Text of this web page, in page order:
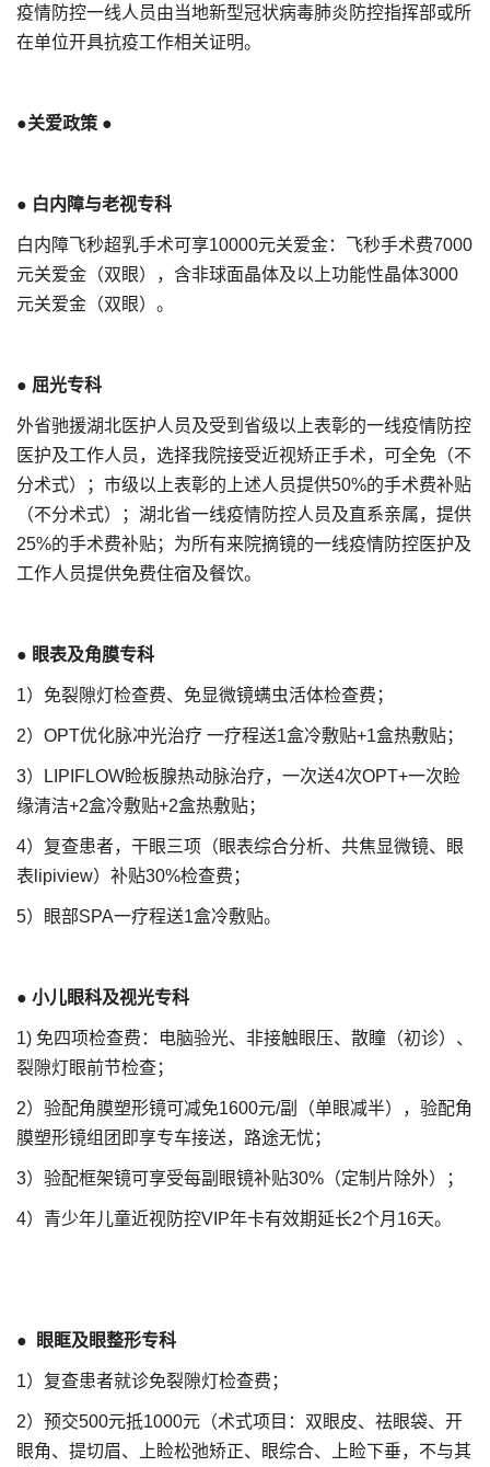
疫情防控一线人员由当地新型冠状病毒肺炎防控指挥部或所
在单位开具抗疫工作相关证明。
●关爱政策 ●
● 白内障与老视专科
白内障飞秒超乳手术可享10000元关爱金：飞秒手术费7000
元关爱金（双眼），含非球面晶体及以上功能性晶体3000
元关爱金（双眼）。
● 屈光专科
外省驰援湖北医护人员及受到省级以上表彰的一线疫情防控
医护及工作人员，选择我院接受近视矫正手术，可全免（不
分术式）；市级以上表彰的上述人员提供50%的手术费补贴
（不分术式）；湖北省一线疫情防控人员及直系亲属，提供
25%的手术费补贴；为所有来院摘镜的一线疫情防控医护及
工作人员提供免费住宿及餐饮。
● 眼表及角膜专科
1）免裂隙灯检查费、免显微镜螨虫活体检查费；
2）OPT优化脉冲光治疗 一疗程送1盒冷敷贴+1盒热敷贴；
3）LIPIFLOW睑板腺热动脉治疗，一次送4次OPT+一次睑
缘清洁+2盒冷敷贴+2盒热敷贴；
4）复查患者，干眼三项（眼表综合分析、共焦显微镜、眼
表lipiview）补贴30%检查费；
5）眼部SPA一疗程送1盒冷敷贴。
● 小儿眼科及视光专科
1) 免四项检查费：电脑验光、非接触眼压、散瞳（初诊）、
裂隙灯眼前节检查；
2）验配角膜塑形镜可减免1600元/副（单眼减半），验配角
膜塑形镜组团即享专车接送，路途无忧；
3）验配框架镜可享受每副眼镜补贴30%（定制片除外）；
4）青少年儿童近视防控VIP年卡有效期延长2个月16天。
● 眼眶及眼整形专科
1）复查患者就诊免裂隙灯检查费；
2）预交500元抵1000元（术式项目：双眼皮、祛眼袋、开
眼角、提切眉、上睑松弛矫正、眼综合、上睑下垂，不与其